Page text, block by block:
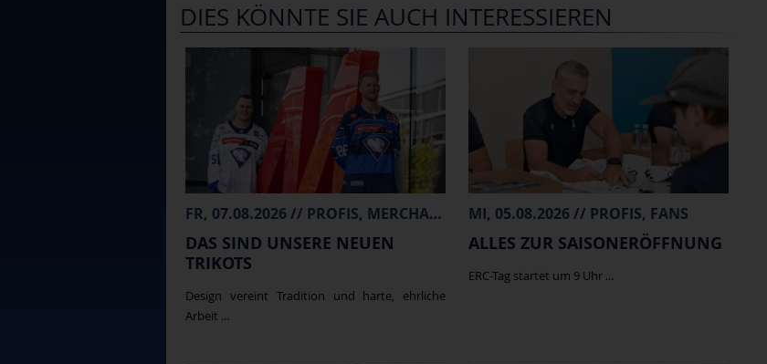
DIES KÖNNTE SIE AUCH INTERESSIEREN
FR, 07.08.2026 // PROFIS, MERCHANDISE
DAS SIND UNSERE NEUEN
TRIKOTS
Design vereint Tradition und harte, ehrliche
Arbeit ...
MI, 05.08.2026 // PROFIS, FANS
ALLES ZUR SAISONERÖFFNUNG
ERC-Tag startet um 9 Uhr ...